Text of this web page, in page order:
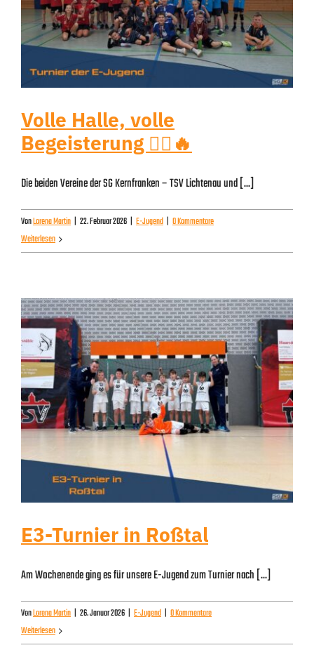
Volle Halle, volle
Begeisterung 🤾‍♂️🔥
Die beiden Vereine der SG Kernfranken – TSV Lichtenau und [...]
VonLorena Martin | 22. Februar 2026 | E-Jugend | 0 Kommentare
Weiterlesen
E3-Turnier in Roßtal
Am Wochenende ging es für unsere E-Jugend zum Turnier nach [...]
VonLorena Martin | 26. Januar 2026 | E-Jugend | 0 Kommentare
Weiterlesen